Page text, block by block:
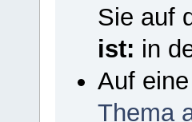
Sie auf
ist: in
Auf
Thema